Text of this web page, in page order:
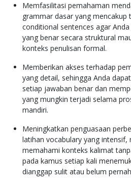
Memfasilitasi pemahaman
grammar dasar yang mencakup
conditional sentences agar
yang benar secara struktural
konteks penulisan formal.
Memberikan akses terhadap
yang detail, sehingga Anda
setiap jawaban benar dan
yang mungkin terjadi selama
mandiri.
Meningkatkan penguasaan
latihan vocabulary yang intensif,
memahami konteks kalimat
pada kamus setiap kali
dianggap sulit atau belum